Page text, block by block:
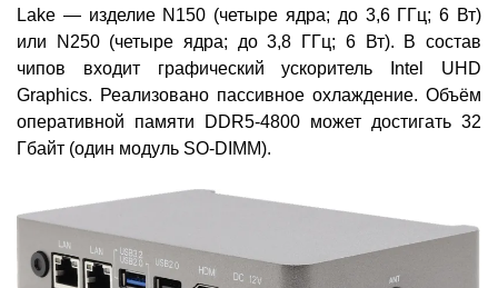
Lake — изделие N150 (четыре ядра; до 3,6 ГГц; 6 Вт)
или N250 (четыре ядра; до 3,8 ГГц; 6 Вт). В состав
чипов входит графический ускоритель Intel UHD
Graphics. Реализовано пассивное охлаждение. Объём
оперативной памяти DDR5-4800 может достигать 32
Гбайт (один модуль SO-DIMM).